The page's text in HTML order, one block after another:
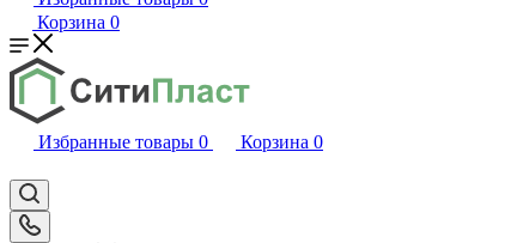
Корзина 0
Избранные товары 0 Корзина 0